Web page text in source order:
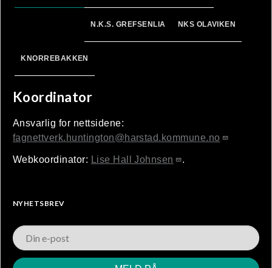
N.K.S. GREFSENLIA NKS OLAVIKEN
KNORREBAKKEN
Koordinator
Ansvarlig for nettsidene:
fagnettverk.huntington@harstad.kommune.no
Webkoordinator: Lise Hall Johnsen .
NYHETSBREV